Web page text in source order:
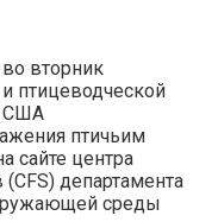
во вторник
птицеводческой
США
птичьим
сайте центра
департамента
среды